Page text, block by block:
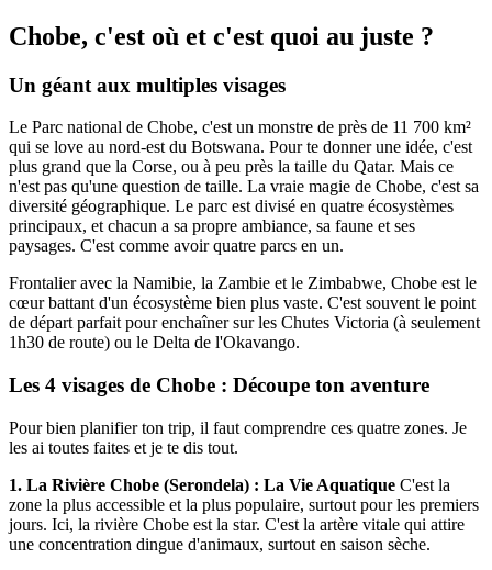
Chobe, c'est où et c'est quoi au juste ?
Un géant aux multiples visages
Le Parc national de Chobe, c'est un monstre de près de 11 700 km²
qui se love au nord-est du Botswana. Pour te donner une idée, c'est
plus grand que la Corse, ou à peu près la taille du Qatar. Mais ce
n'est pas qu'une question de taille. La vraie magie de Chobe, c'est sa
diversité géographique. Le parc est divisé en quatre écosystèmes
principaux, et chacun a sa propre ambiance, sa faune et ses
paysages. C'est comme avoir quatre parcs en un.
Frontalier avec la Namibie, la Zambie et le Zimbabwe, Chobe est le
cœur battant d'un écosystème bien plus vaste. C'est souvent le point
de départ parfait pour enchaîner sur les Chutes Victoria (à seulement
1h30 de route) ou le Delta de l'Okavango.
Les 4 visages de Chobe : Découpe ton aventure
Pour bien planifier ton trip, il faut comprendre ces quatre zones. Je
les ai toutes faites et je te dis tout.
1. La Rivière Chobe (Serondela) : La Vie Aquatique C'est la
zone la plus accessible et la plus populaire, surtout pour les premiers
jours. Ici, la rivière Chobe est la star. C'est la artère vitale qui attire
une concentration dingue d'animaux, surtout en saison sèche.